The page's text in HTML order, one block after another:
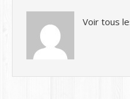
Voir tous